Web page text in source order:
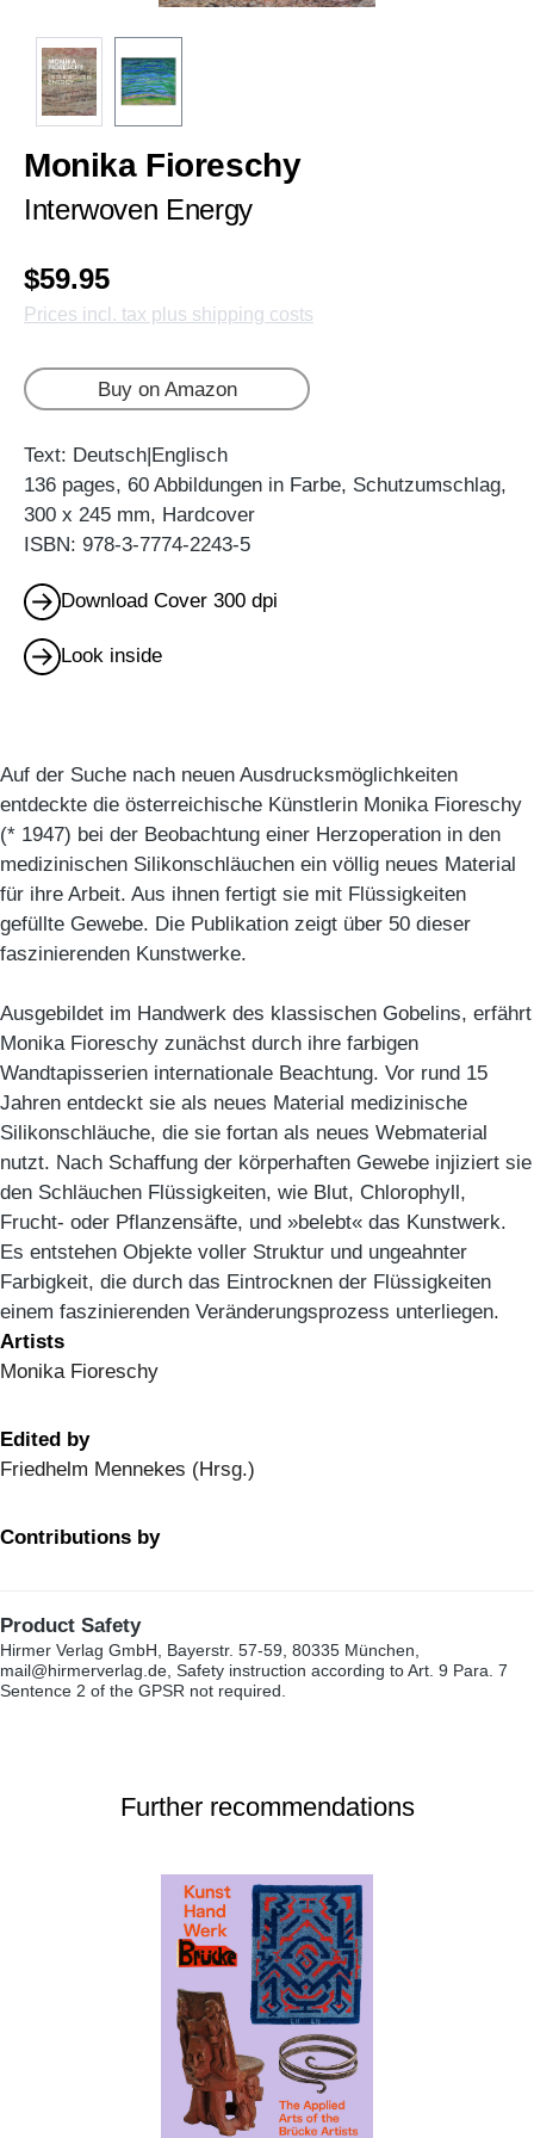
Monika Fioreschy
Interwoven Energy
$59.95
Prices incl. tax plus shipping costs
Buy on Amazon
Text: Deutsch|Englisch
136 pages, 60 Abbildungen in Farbe, Schutzumschlag,
300 x 245 mm, Hardcover
ISBN: 978-3-7774-2243-5
Download Cover 300 dpi
Look inside
Auf der Suche nach neuen Ausdrucksmöglichkeiten
entdeckte die österreichische Künstlerin Monika Fioreschy
(* 1947) bei der Beobachtung einer Herzoperation in den
medizinischen Silikonschläuchen ein völlig neues Material
für ihre Arbeit. Aus ihnen fertigt sie mit Flüssigkeiten
gefüllte Gewebe. Die Publikation zeigt über 50 dieser
faszinierenden Kunstwerke.
Ausgebildet im Handwerk des klassischen Gobelins, erfährt
Monika Fioreschy zunächst durch ihre farbigen
Wandtapisserien internationale Beachtung. Vor rund 15
Jahren entdeckt sie als neues Material medizinische
Silikonschläuche, die sie fortan als neues Webmaterial
nutzt. Nach Schaffung der körperhaften Gewebe injiziert sie
den Schläuchen Flüssigkeiten, wie Blut, Chlorophyll,
Frucht- oder Pflanzensäfte, und »belebt« das Kunstwerk.
Es entstehen Objekte voller Struktur und ungeahnter
Farbigkeit, die durch das Eintrocknen der Flüssigkeiten
einem faszinierenden Veränderungsprozess unterliegen.
Artists
Monika Fioreschy
Edited by
Friedhelm Mennekes (Hrsg.)
Contributions by
Product Safety
Hirmer Verlag GmbH, Bayerstr. 57-59, 80335 München,
mail@hirmerverlag.de, Safety instruction according to Art. 9 Para. 7
Sentence 2 of the GPSR not required.
Further recommendations